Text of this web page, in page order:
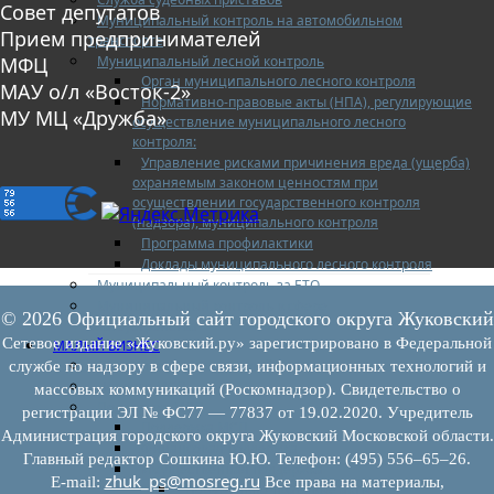
Муниципальный контроль на автомобильном
транспорте
Муниципальный лесной контроль
Орган муниципального лесного контроля
Нормативно-правовые акты (НПА), регулирующие
осуществление муниципального лесного
контроля:
Управление рисками причинения вреда (ущерба)
охраняемым законом ценностям при
осуществлении государственного контроля
(надзора), муниципального контроля
Программа профилактики
Доклады муниципального лесного контроля
Муниципальный контроль за ЕТО
благоустройства
МАЛЫЙ БИЗНЕС
Прием предпринимателей
Новости МСП
Поддержка МСП
Финансовая поддержка
Имущественная поддержка
Нормативно-правовые акты
Совет депутатов
Прием предпринимателей
МФЦ
МАУ о/л «Восток-2»
МУ МЦ «Дружба»
© 2026 Официальный сайт городского округа Жуковский
Сетевое издание «Жуковский.ру» зарегистрировано в Федеральной
службе по надзору в сфере связи, информационных технологий и
массовых коммуникаций (Роскомнадзор). Свидетельство о
регистрации ЭЛ № ФС77 — 77837 от 19.02.2020. Учредитель
Администрация городского округа Жуковский Московской области.
Главный редактор Сошкина Ю.Ю. Телефон: (495) 556–65–26.
E‑mail: zhuk_ps@mosreg.ru Все права на материалы,